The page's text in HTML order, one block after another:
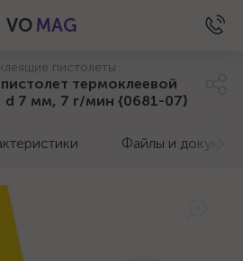
VO MAG
пистолеты
пистолет термоклеевой
d 7 мм, 7 г/мин {0681-07}
Файлы и